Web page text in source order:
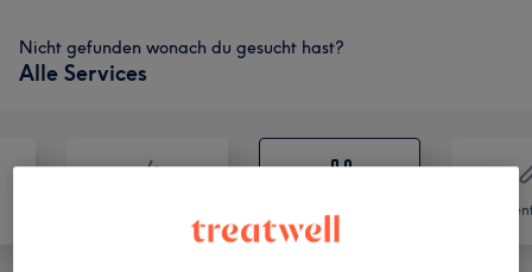
Nicht gefunden wonach du gesucht hast?
Alle Services
Nägel